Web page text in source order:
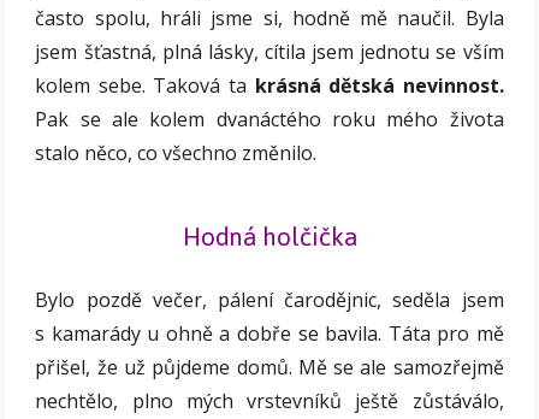
často spolu, hráli jsme si, hodně mě naučil. Byla
jsem šťastná, plná lásky, cítila jsem jednotu se vším
kolem sebe. Taková ta krásná dětská nevinnost.
Pak se ale kolem dvanáctého roku mého života
stalo něco, co všechno změnilo.
Hodná holčička
Bylo pozdě večer, pálení čarodějnic, seděla jsem
s kamarády u ohně a dobře se bavila. Táta pro mě
přišel, že už půjdeme domů. Mě se ale samozřejmě
nechtělo, plno mých vrstevníků ještě zůstáválo,